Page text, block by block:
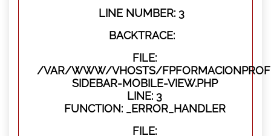
LINE NUMBER: 3
BACKTRACE:
FILE:
/VAR/WWW/VHOSTS/
SIDEBAR-MOBILE-VIEW.PHP
LINE: 3
FUNCTION: _ERROR_HANDLER
FILE: